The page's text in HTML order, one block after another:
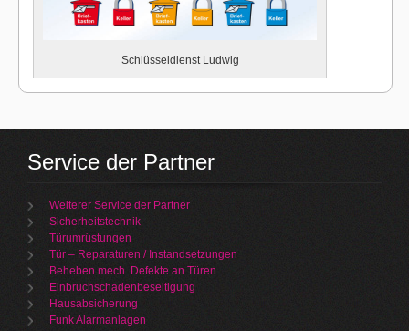
Schlüsseldienst Ludwig
Service der Partner
Weiterer Service der Partner
Sicherheitstechnik
Türumrüstungen
Tür – Reparaturen / Instandsetzungen
Beheben mech. Defekte an Türen
Einbruchschadenbeseitigung
Hausabsicherung
Funk Alarmanlagen